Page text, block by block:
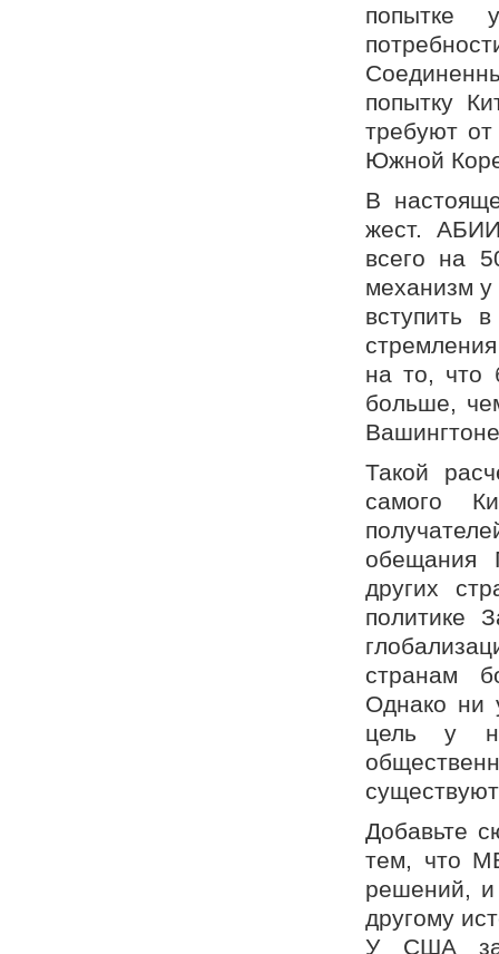
попытке
попытку
требуют
Южной
В
жест.
всего на
механизм у
вступить
на то, что
больше,
Такой
самого
обещания
других
политике
странам
Однако ни
цель у
Добавьте
тем, что
решений, и
другому
У США